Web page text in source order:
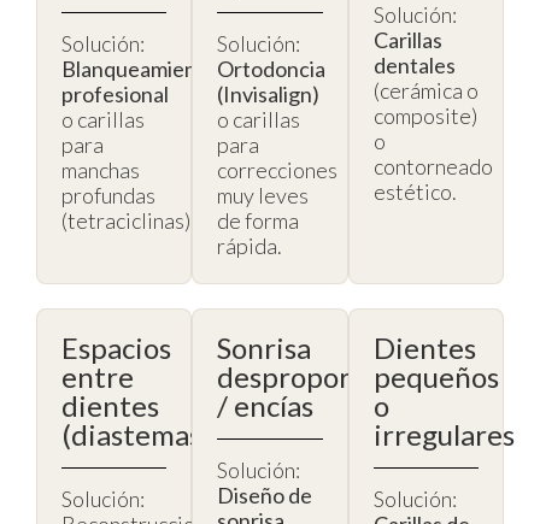
Solución:
Blanqueamiento
profesional
o carillas
para
manchas
profundas
(tetraciclinas).
Solución:
Ortodoncia
(Invisalign)
o carillas
para
correcciones
muy leves
de forma
rápida.
Solución:
Carillas
dentales
(cerámica o
composite)
o
contorneado
estético.
Espacios
entre
dientes
(diastemas)
Solución:
Sonrisa
desproporcionada
/ encías
Solución:
Diseño de
Dientes
pequeños
o
irregulares
Solución: